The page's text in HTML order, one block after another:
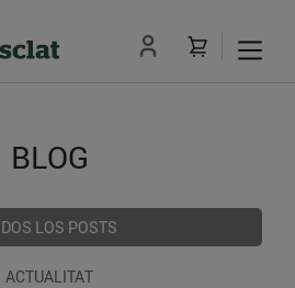
BLOG
LOS POSTS
ACTUALITAT